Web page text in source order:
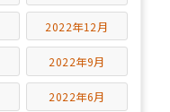
2022年12月
2022年9月
2022年6月